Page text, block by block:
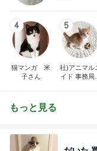
4
猫マンガ 米
子さん
5
社)アニマル
イド 事務局＆
もっと見る